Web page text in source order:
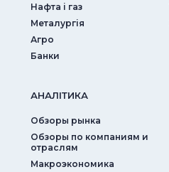
Нафта і газ
Металургія
Агро
Банки
АНАЛIТИКА
Обзоры рынка
Обзоры по компаниям и
отраслям
Макроэкономика